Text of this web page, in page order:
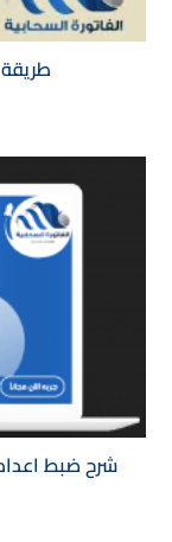
طريقة
شرح ضبط